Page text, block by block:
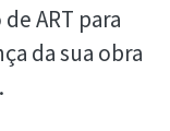
ART para
da sua obra